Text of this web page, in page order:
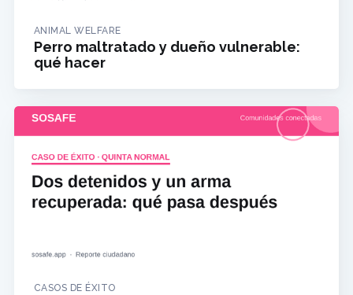
ANIMAL WELFARE
Perro maltratado y dueño vulnerable:
qué hacer
CASOS DE ÉXITO